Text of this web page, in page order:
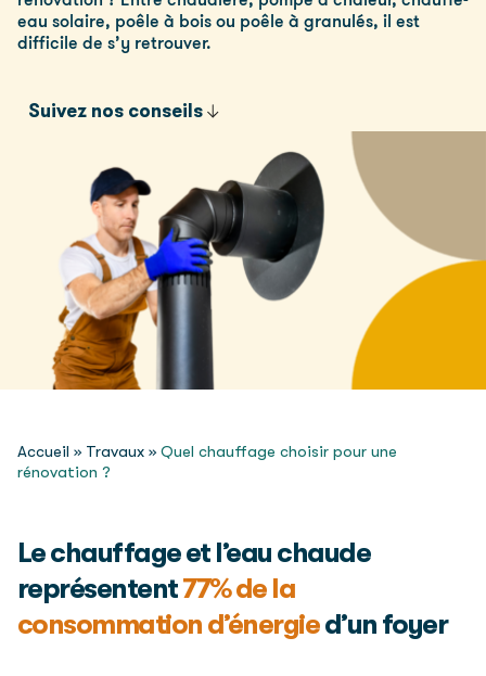
eau solaire, poêle à bois ou poêle à granulés, il est
difficile de s’y retrouver.
Suivez nos conseils
Accueil » Travaux » Quel chauffage choisir pour une
rénovation ?
Le chauffage et l’eau chaude
représentent77% de la
consommation d’énergied’un foyer